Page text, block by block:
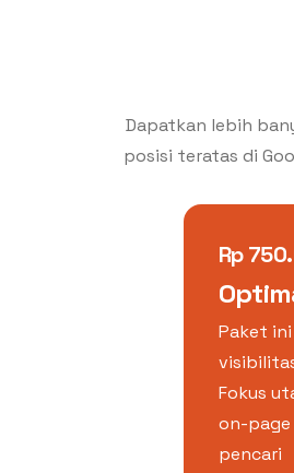
Dapatkan lebih
posisi teratas di
Rp
Paket
Fokus
on-page
pencari